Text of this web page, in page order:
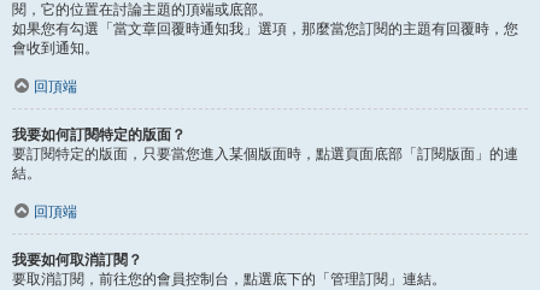
閱，它的位置在討論主題的頂端或底部。
如果您有勾選「當文章回覆時通知我」選項，那麼當您訂閱的主題有回覆時，您
會收到通知。
回頂端
我要如何訂閱特定的版面？
要訂閱特定的版面，只要當您進入某個版面時，點選頁面底部「訂閱版面」的連
結。
回頂端
我要如何取消訂閱？
要取消訂閱，前往您的會員控制台，點選底下的「管理訂閱」連結。